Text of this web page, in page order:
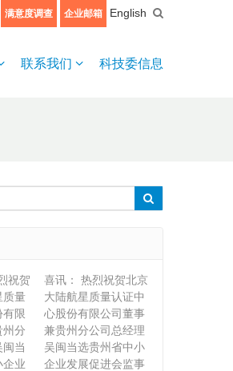
满意度调查 企业邮箱 English
联系我们 科技委信息
喜讯： 热烈祝贺北京
大陆航星质量认证中
心股份有限公司董事
兼贵州分公司总经理
吴闽当选贵州省中小
企业发展促进会监事